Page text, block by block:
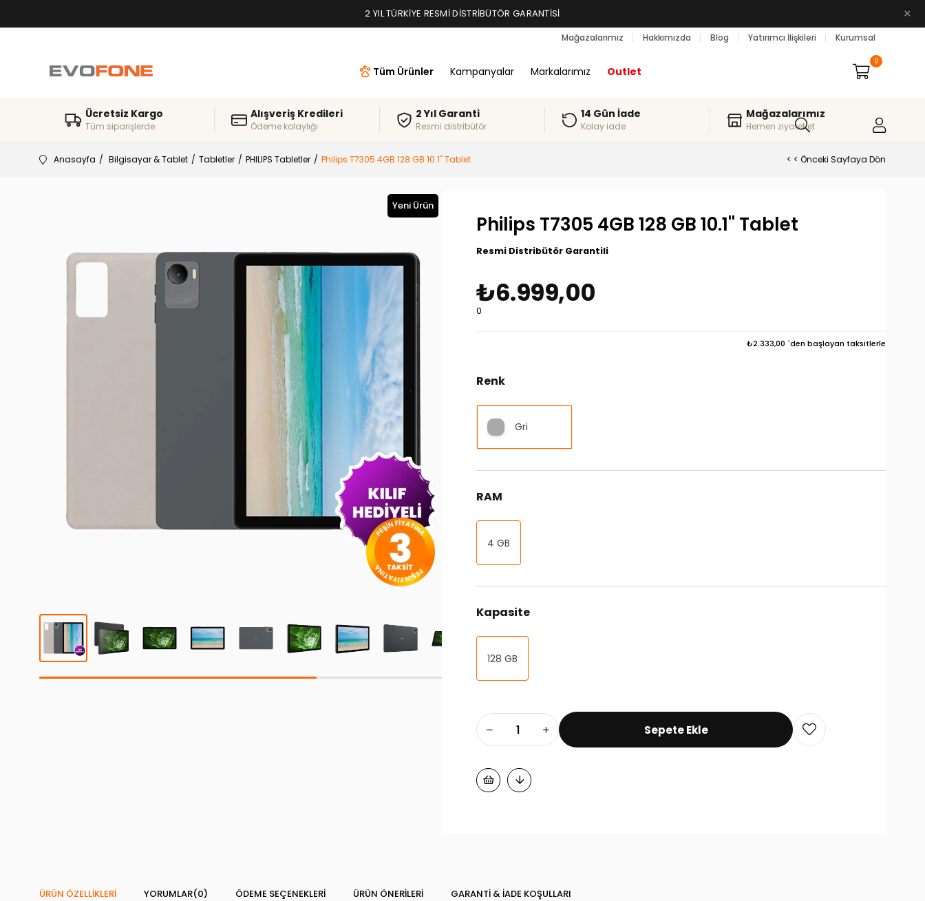
TAKSIT İMKANLARI, ALIŞVERIŞ KREDILERI ×
Mağazalarımız Hakkımızda Blog Yatırımcı İlişkileri Kurumsal
Tüm Ürünler Kampanyalar Markalarımız Outlet
0
Ücretsiz Kargo
Tüm siparişlerde
Alışveriş Kredileri
Ödeme kolaylığı
2 Yıl Garanti
Resmi distribütör
14 Gün İade
Kolay iade
Mağazalarımız
Hemen ziyaret et
Anasayfa Bilgisayar & Tablet Tabletler PHILIPS Tabletler Philips T7305 4GB 128 GB 10.1'' Tablet < < Önceki Sayfaya Dön
Yeni Ürün
Philips T7305 4GB 128 GB 10.1'' Tablet
Resmi Distribütör Garantili
₺6.999,00
0
₺2.333,00 `den başlayan taksitlerle
Renk
Gri
RAM
4 GB
Kapasite
128 GB
ÜRÜN ÖZELLIKLERI YORUMLAR(0) ÖDEME SEÇENEKLERI ÜRÜN ÖNERILERI GARANTI & İADE KOŞULLARI